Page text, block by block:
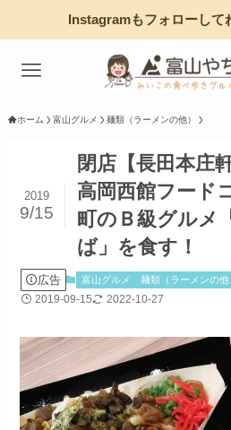
Instagramもフォローして
ホーム 富山グルメ 麺類（ラーメンの他）
閉店【長田本庄
高岡西館フード
町のＢ級グルメ
ば」を食す！
2019
9/15
広告 富山グルメ 麺類（ラーメンの他
2019-09-15 2022-10-27